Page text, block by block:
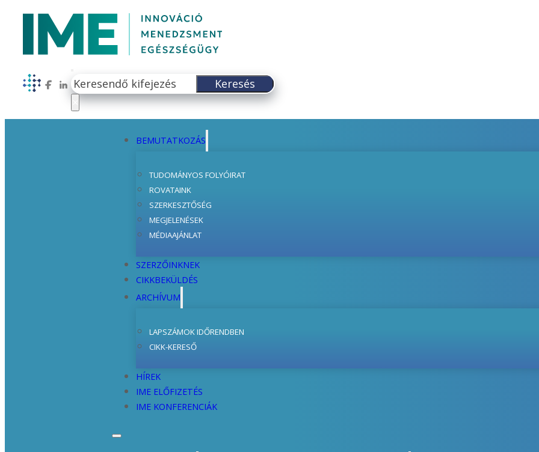
Follow us on Facebook
Follow us on LinkedIn
Keresés
Keresés
BEMUTATKOZÁS
TUDOMÁNYOS FOLYÓIRAT
ROVATAINK
SZERKESZTŐSÉG
MEGJELENÉSEK
MÉDIAAJÁNLAT
SZERZŐINKNEK
CIKKBEKÜLDÉS
ARCHÍVUM
LAPSZÁMOK IDŐRENDBEN
CIKK-KERESŐ
HÍREK
IME ELŐFIZETÉS
IME KONFERENCIÁK